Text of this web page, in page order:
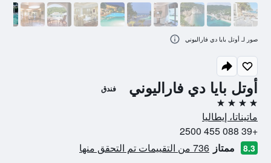
أوتل بايا دي فاراليوني فندق
4 نجوم
ماتيناتا، إيطاليا
+39 088 455 2500
8.3 ممتاز 736 من التقييمات تم التحقق منها
صور لـ أوتل بايا دي فاراليوني